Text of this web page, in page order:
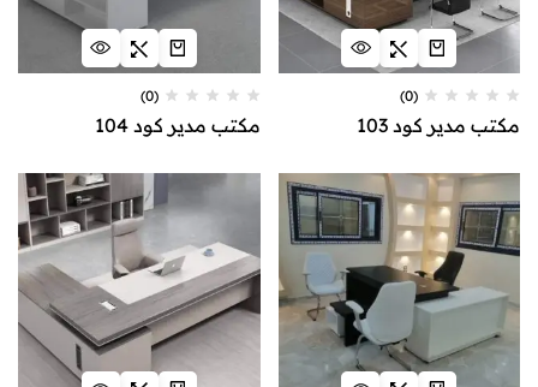
(0)
مكتب مدير كود 103
(0)
مكتب مدير كود 104